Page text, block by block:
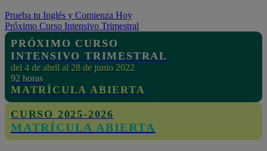
Prueba tu Inglés y Comienza Hoy
Próximo Curso Intensivo Trimestral
PRÓXIMO CURSO
INTENSIVO TRIMESTRAL
del 4 de abril al 28 de junio 2022
92 horas
MATRÍCULA ABIERTA
CURSO 2025-2026
MATRÍCULA ABIERTA